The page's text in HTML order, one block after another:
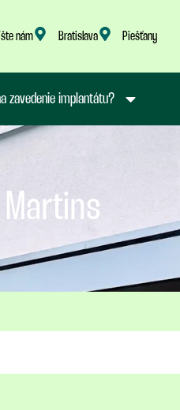
nám Bratislava Piešťany
zavedenie implantátu?
Martins